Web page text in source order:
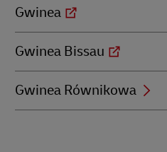
Gwinea
Gwinea Bissau
Gwinea Równikowa